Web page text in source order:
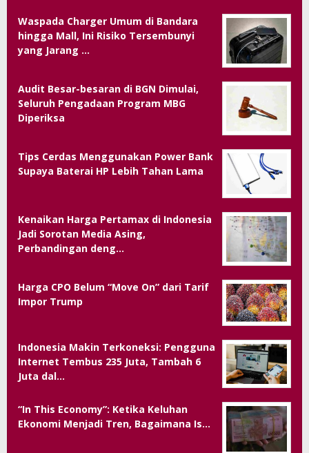
Waspada Charger Umum di Bandara
hingga Mall, Ini Risiko Tersembunyi
yang Jarang …
Audit Besar-besaran di BGN Dimulai,
Seluruh Pengadaan Program MBG
Diperiksa
Tips Cerdas Menggunakan Power Bank
Supaya Baterai HP Lebih Tahan Lama
Kenaikan Harga Pertamax di Indonesia
Jadi Sorotan Media Asing,
Perbandingan deng…
Harga CPO Belum “Move On” dari Tarif
Impor Trump
Indonesia Makin Terkoneksi: Pengguna
Internet Tembus 235 Juta, Tambah 6
Juta dal…
“In This Economy”: Ketika Keluhan
Ekonomi Menjadi Tren, Bagaimana Is…